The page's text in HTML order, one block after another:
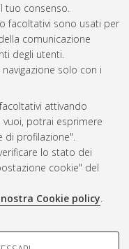
tuo consenso.
facoltativi sono usati per
comunicazione
degli utenti.
solo con i
attivando
vuoi, potrai esprimere
di profilazione".
lo stato dei
cookie" del
Cookie policy.
Aug 6 20:36:47 2026
CEST